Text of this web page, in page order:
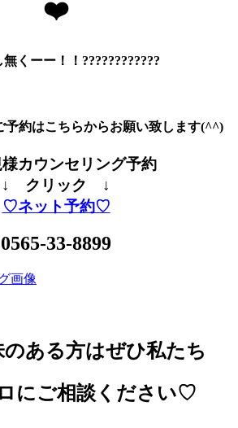
❤️
くーー！！????????????
予約はこちらからお願い致します(^^)
カウンセリング予約
↓ クリック ↓
♡ネット予約♡
0565-33-8899
のある方はぜひ私たち
にご相談ください♡